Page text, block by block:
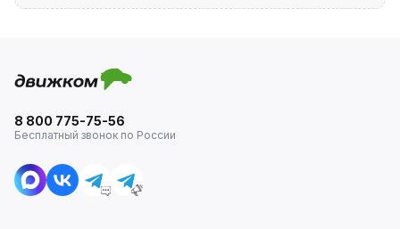
8 800 775-75-56
Бесплатный звонок по России